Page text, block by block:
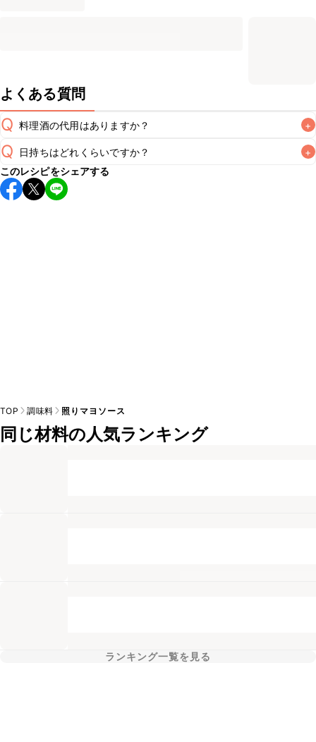
よくある質問
Q 料理酒の代用はありますか？ +
A
Q 日持ちはどれくらいですか？ +
保存期間は冷蔵で2~3日が目安です。なるべくお早めにお召
し上がりください。
このレシピをシェアする
TOP 調味料 照りマヨソース
同じ材料の人気ランキング
ランキング一覧を見る